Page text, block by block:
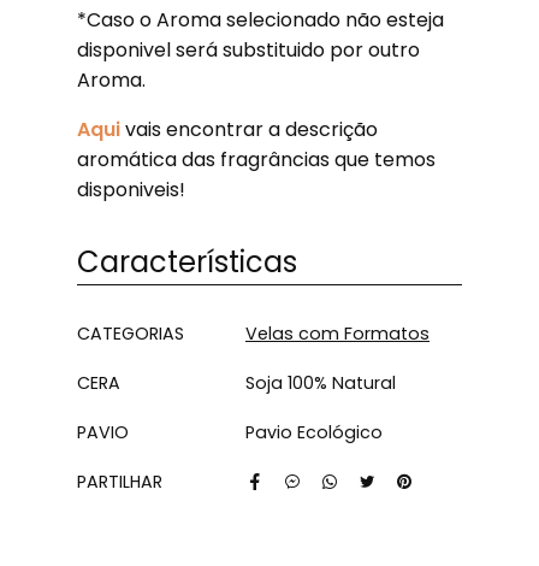
*Caso o Aroma selecionado não esteja
disponivel será substituido por outro
Aroma.
Aquivais encontrar a descrição
aromática das fragrâncias que temos
disponiveis!
Características
Características
CATEGORIAS Velas com Formatos
CERA Soja 100% Natural
PAVIO Pavio Ecológico
PARTILHAR